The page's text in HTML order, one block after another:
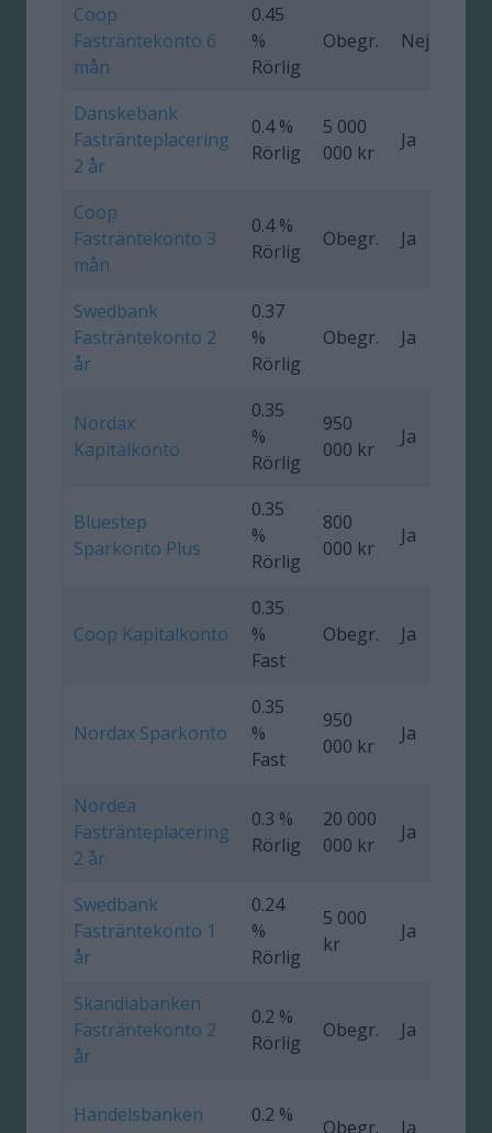
Coop
Fasträntekonto 6
mån
0.45
%
Rörlig
Obegr. Nej
Danskebank
Fastränteplacering
2 år
0.4 %
Rörlig
5 000
000 kr
Ja
Coop
Fasträntekonto 3
mån
0.4 %
Rörlig
Obegr. Ja
Swedbank
Fasträntekonto 2
år
0.37
%
Rörlig
Obegr. Ja
Nordax
Kapitalkonto
0.35
%
Rörlig
950
000 kr
Ja
Bluestep
Sparkonto Plus
0.35
%
Rörlig
800
000 kr
Ja
Coop Kapitalkonto
0.35
%
Fast
Obegr. Ja
Nordax Sparkonto
0.35
%
Fast
950
000 kr
Ja
Nordea
Fastränteplacering
2 år
0.3 %
Rörlig
20 000
000 kr
Ja
Swedbank
Fasträntekonto 1
år
0.24
%
Rörlig
5 000
kr
Ja
Skandiabanken
Fasträntekonto 2
år
0.2 %
Rörlig
Obegr. Ja
Handelsbanken
0.2 %
Obegr. Ja